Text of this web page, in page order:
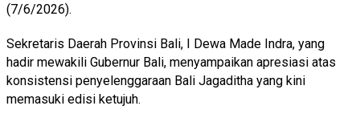
(7/6/2026).
Sekretaris Daerah Provinsi Bali, I Dewa Made Indra, yang
hadir mewakili Gubernur Bali, menyampaikan apresiasi atas
konsistensi penyelenggaraan Bali Jagaditha yang kini
memasuki edisi ketujuh.